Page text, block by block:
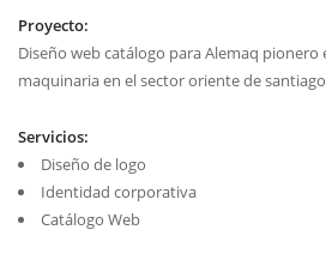
Proyecto:
Diseño web catálogo para Alemaq
maquinaria en el sector oriente de
Servicios:
Diseño de logo
Identidad corporativa
Catálogo Web